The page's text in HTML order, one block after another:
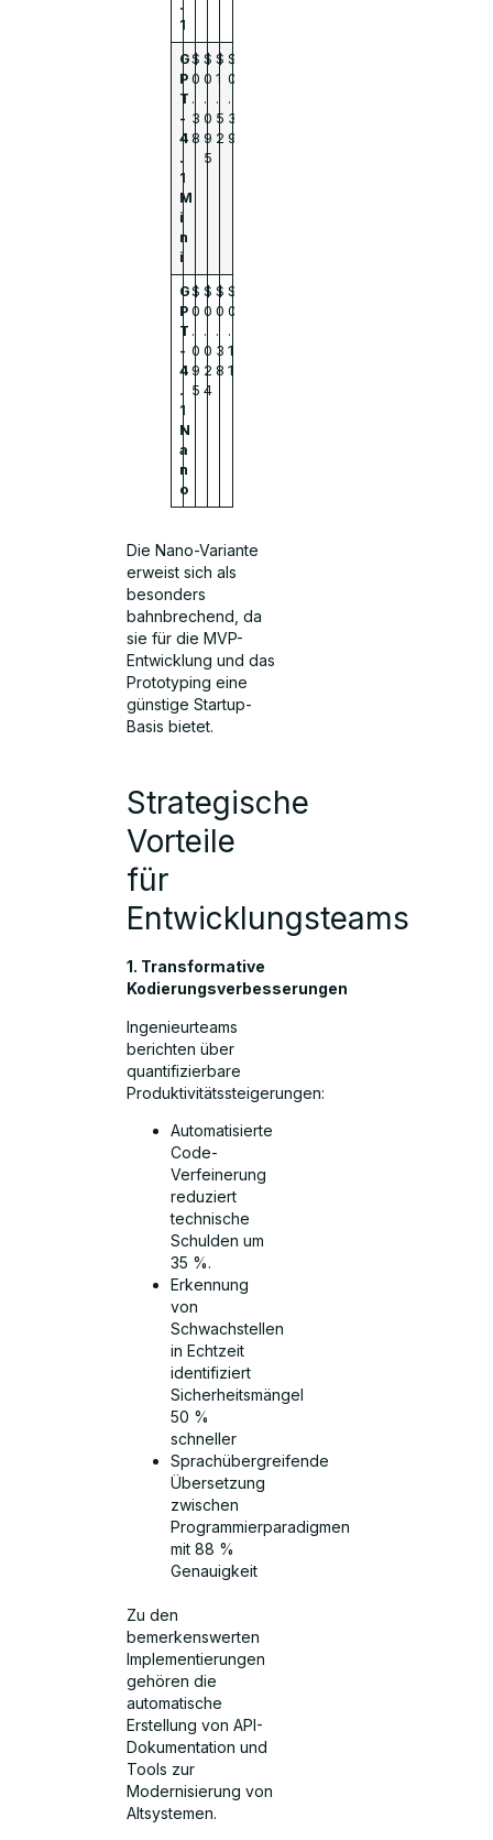
.
1
G
P
T
-
4
.
1
M
i
n
i
$
0
.
3
8
$
0
.
0
9
5
$
1
.
5
2
$
0
.
3
9
G
P
T
-
4
.
1
N
a
n
o
$
0
.
0
9
5
$
0
.
0
2
4
$
0
.
3
8
$
0
.
1
1
Die Nano-Variante
erweist sich als
besonders
bahnbrechend, da
sie für die MVP-
Entwicklung und das
Prototyping eine
günstige Startup-
Basis bietet.
Strategische
Vorteile
für
Entwicklungsteams
1. Transformative
Kodierungsverbesserungen
Ingenieurteams
berichten über
quantifizierbare
Produktivitätssteigerungen:
Automatisierte
Code-
Verfeinerung
reduziert
technische
Schulden um
35 %.
Erkennung
von
Schwachstellen
in Echtzeit
identifiziert
Sicherheitsmängel
50 %
schneller
Sprachübergreifende
Übersetzung
zwischen
Programmierparadigmen
mit 88 %
Genauigkeit
Zu den
bemerkenswerten
Implementierungen
gehören die
automatische
Erstellung von API-
Dokumentation und
Tools zur
Modernisierung von
Altsystemen.